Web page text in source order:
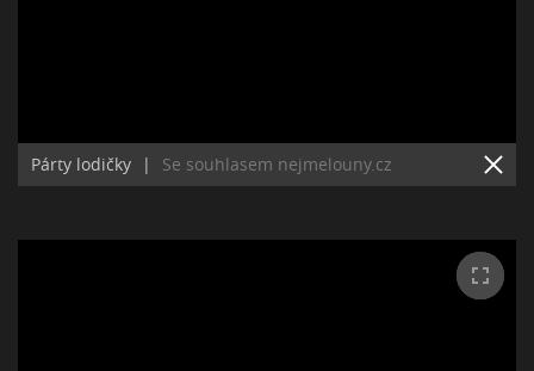
Párty lodičky | Se souhlasem nejmelouny.cz